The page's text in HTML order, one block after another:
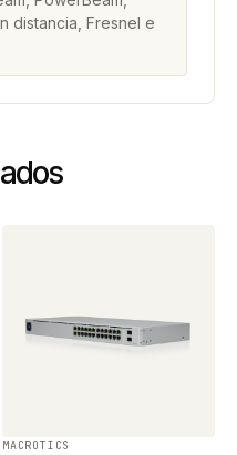
distancia, Fresnel e
MACROTICS